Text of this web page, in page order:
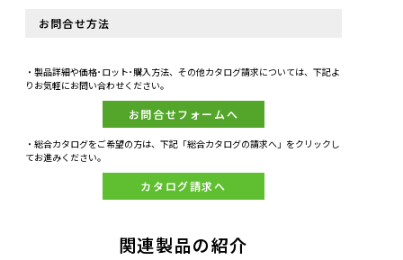
お問合せ方法
・製品詳細や価格･ロット･購入方法、その他カタログ請求については、下記よ
りお気軽にお問い合わせください。
お問合せフォームへ
・総合カタログをご希望の方は、下記「総合カタログの請求へ」をクリックし
てお進みください。
カタログ請求へ
関連製品の紹介